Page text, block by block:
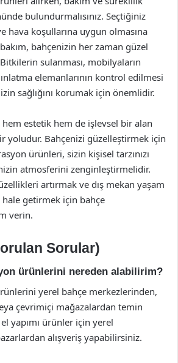
bulundurmalısınız. Seçtiğiniz
hava koşullarına uygun olmasına
bahçenizin her zaman güzel
sulanması, mobilyaların
elemanlarının kontrol edilmesi
sağlığını korumak için önemlidir.
estetik hem de işlevsel bir alan
yoludur. Bahçenizi güzelleştirmek için
ürünleri, sizin kişisel tarzınızı
atmosferini zenginleştirmelidir.
artırmak ve dış mekan yaşam
hale getirmek için bahçe
verin.
Sorular)
ürünlerini nereden alabilirim?
yerel bahçe merkezlerinden,
çevrimiçi mağazalardan temin
yapımı ürünler için yerel
alışveriş yapabilirsiniz.